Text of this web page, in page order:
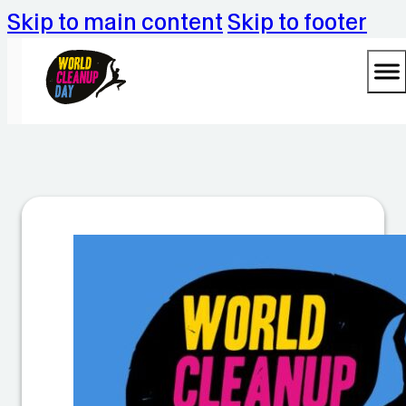
Skip to main content Skip to footer
le
n
u
p